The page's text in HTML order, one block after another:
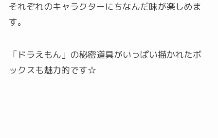
それぞれのキャラクターにちなんだ味が楽しめま
す。
「ドラえもん」の秘密道具がいっぱい描かれたボ
ックスも魅力的です☆